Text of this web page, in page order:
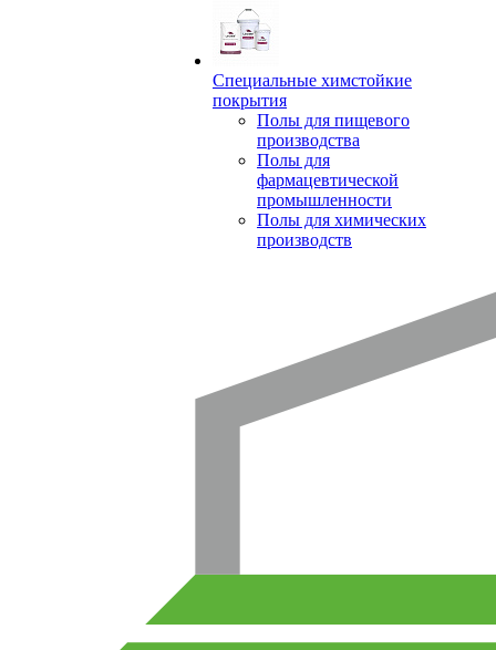
Специальные химстойкие
покрытия
Полы для пищевого
производства
Полы для
фармацевтической
промышленности
Полы для химических
производств